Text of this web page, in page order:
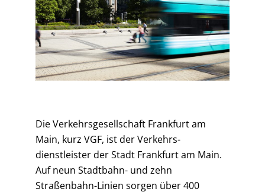
Die Verkehrsgesellschaft Frankfurt am
Main, kurz VGF, ist der Verkehrs­
dienstleister der Stadt Frankfurt am Main.
Auf neun Stadtbahn- und zehn
Straßenbahn-Linien sorgen über 400